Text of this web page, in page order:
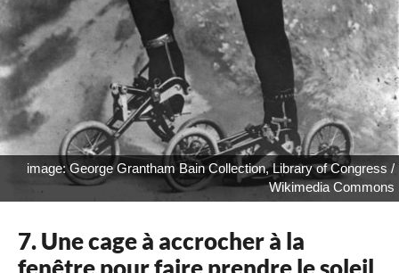
image: George Grantham Bain Collection, Library of Congress /
Wikimedia Commons
7. Une cage à accrocher à la
fenêtre pour faire prendre le soleil